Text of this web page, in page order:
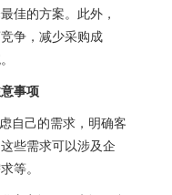
佳的方案。此外，
争，减少采购成
事项
己的需求，明确客
些需求可以涉及企
等。